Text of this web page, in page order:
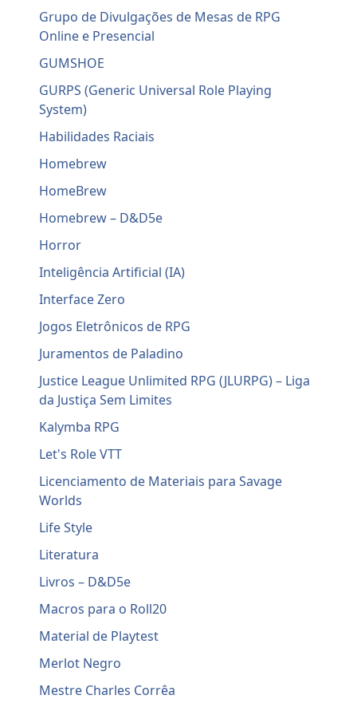
Grupo de Divulgações de Mesas de RPG
Online e Presencial
GUMSHOE
GURPS (Generic Universal Role Playing
System)
Habilidades Raciais
Homebrew
HomeBrew
Homebrew – D&D5e
Horror
Inteligência Artificial (IA)
Interface Zero
Jogos Eletrônicos de RPG
Juramentos de Paladino
Justice League Unlimited RPG (JLURPG) – Liga
da Justiça Sem Limites
Kalymba RPG
Let's Role VTT
Licenciamento de Materiais para Savage
Worlds
Life Style
Literatura
Livros – D&D5e
Macros para o Roll20
Material de Playtest
Merlot Negro
Mestre Charles Corrêa